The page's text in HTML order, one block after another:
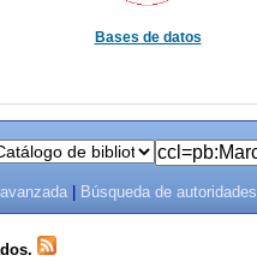
Bases de datos
Búsqueda de autoridades